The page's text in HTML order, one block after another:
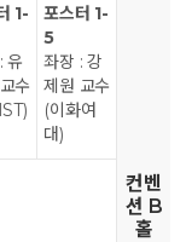
컨벤
션 B
홀
1-
유
수
포스터 1-
5
좌장 : 강
제원 교수
(이화여
대)